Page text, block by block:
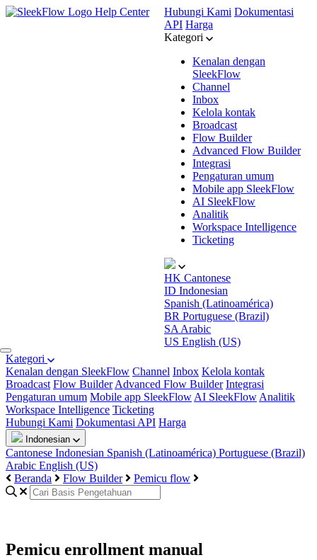
Help Center Hubungi Kami Dokumentasi
API Harga
Kategori
Kenalan dengan
SleekFlow
Channel
Inbox
Kelola kontak
Broadcast
Flow Builder
Advanced Flow Builder
Integrasi
Pengaturan umum
Mobile app SleekFlow
AI SleekFlow
Analitik
Workspace Intelligence
Ticketing
HK Cantonese
ID Indonesian
Spanish (Latinoamérica)
BR Portuguese (Brazil)
SA Arabic
US English (US)
Kategori
Kenalan dengan SleekFlow Channel Inbox Kelola kontak
Broadcast Flow Builder Advanced Flow Builder Integrasi
Pengaturan umum Mobile app SleekFlow AI SleekFlow Analitik
Workspace Intelligence Ticketing
Hubungi Kami Dokumentasi API Harga
Indonesian
Cantonese Indonesian Spanish (Latinoamérica) Portuguese (Brazil)
Arabic English (US)
Beranda
Flow Builder Pemicu flow
Pemicu enrollment manual